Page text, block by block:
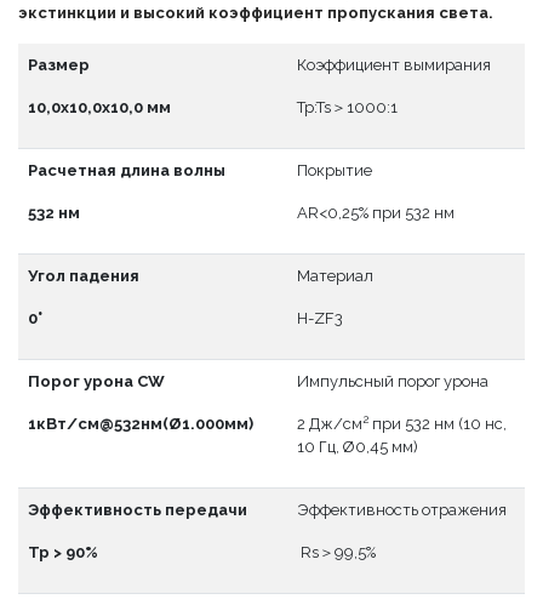
экстинкции и высокий коэффициент пропускания света.
Размер
10,0x10,0x10,0 мм
Коэффициент вымирания
Tp:Ts＞1000:1
Расчетная длина волны
532 нм
Покрытие
АR<0,25% при 532 нм
Угол падения
0°
Материал
H-ZF3
Порог урона CW
1кВт/см@532нм(Ø1.000мм)
Импульсный порог урона
2 Дж/см2 при 532 нм (10 нс,
10 Гц, Ø0,45 мм)
Эффективность передачи
Тр > 90%
Эффективность отражения
Rs＞99,5%